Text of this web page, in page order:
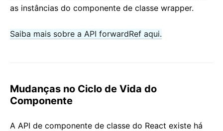
as instâncias do componente de classe wrapper.
Saiba mais sobre a API forwardRef aqui.
Mudanças no Ciclo de Vida do
Componente
A API de componente de classe do React existe há